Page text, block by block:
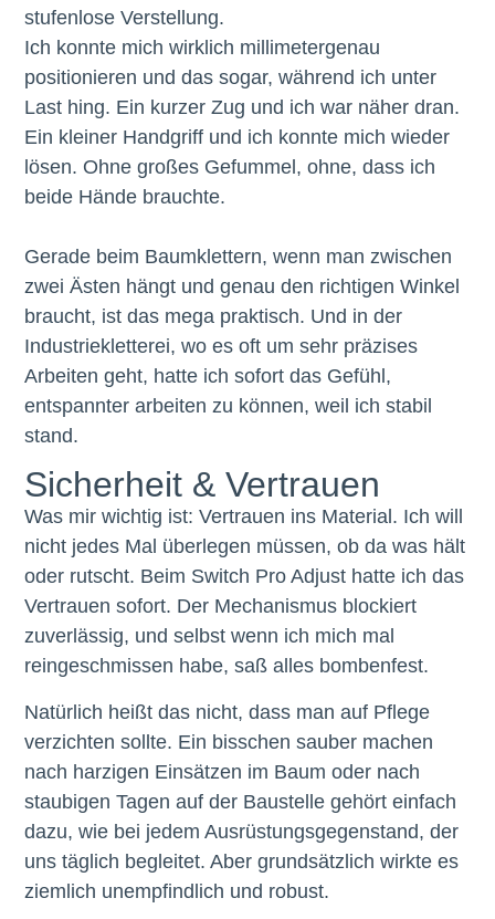
stufenlose Verstellung.
Ich konnte mich wirklich millimetergenau
positionieren und das sogar, während ich unter
Last hing. Ein kurzer Zug und ich war näher dran.
Ein kleiner Handgriff und ich konnte mich wieder
lösen. Ohne großes Gefummel, ohne, dass ich
beide Hände brauchte.
Gerade beim Baumklettern, wenn man zwischen
zwei Ästen hängt und genau den richtigen Winkel
braucht, ist das mega praktisch. Und in der
Industriekletterei, wo es oft um sehr präzises
Arbeiten geht, hatte ich sofort das Gefühl,
entspannter arbeiten zu können, weil ich stabil
stand.
Sicherheit & Vertrauen
Was mir wichtig ist: Vertrauen ins Material. Ich will
nicht jedes Mal überlegen müssen, ob da was hält
oder rutscht. Beim Switch Pro Adjust hatte ich das
Vertrauen sofort. Der Mechanismus blockiert
zuverlässig, und selbst wenn ich mich mal
reingeschmissen habe, saß alles bombenfest.
Natürlich heißt das nicht, dass man auf Pflege
verzichten sollte. Ein bisschen sauber machen
nach harzigen Einsätzen im Baum oder nach
staubigen Tagen auf der Baustelle gehört einfach
dazu, wie bei jedem Ausrüstungsgegenstand, der
uns täglich begleitet. Aber grundsätzlich wirkte es
ziemlich unempfindlich und robust.